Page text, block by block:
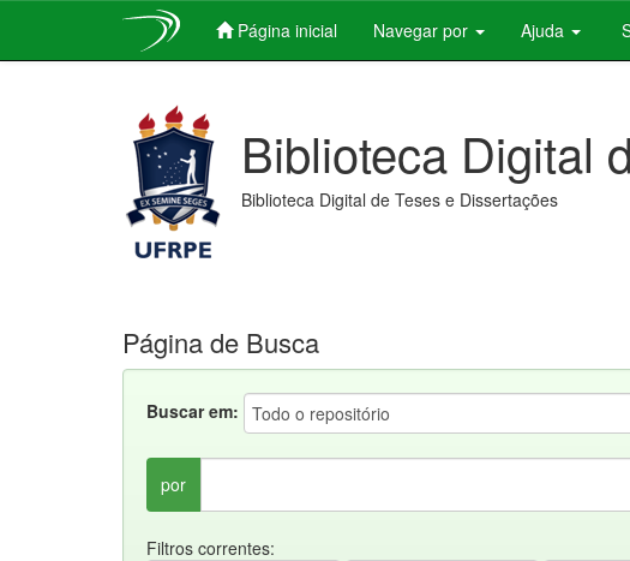
Página inicial Navegar por Ajuda
Biblioteca Digital
Biblioteca Digital de Teses e Dissertações
Página de Busca
Buscar em:
por
Filtros correntes: